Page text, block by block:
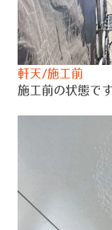
軒天/施工前
施工前の状態です